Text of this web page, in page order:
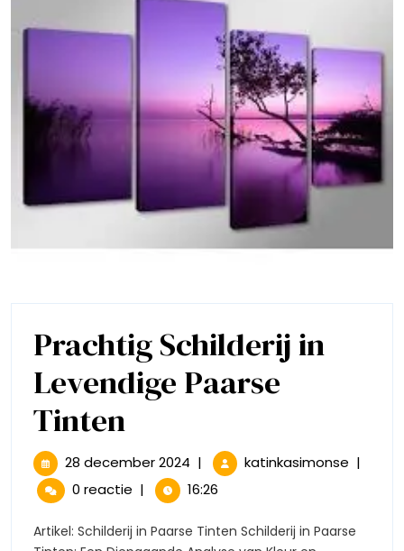
Prachtig Schilderij in
Levendige Paarse
TintenPrachtig
Schilderij
in
Levendige
28 december 2024 28
december
| katinkasimonse Prachtig
Paarse
|
0 reactie | 16:26
Artikel: Schilderij in Paarse Tinten Schilderij in Paarse